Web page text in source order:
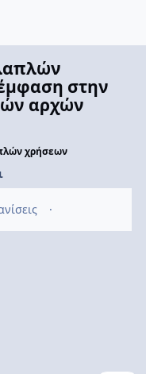
slide
slide
στην
αρχών
χρήσεων